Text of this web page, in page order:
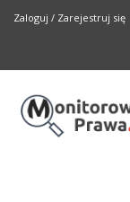
Zaloguj / Zarejestruj się